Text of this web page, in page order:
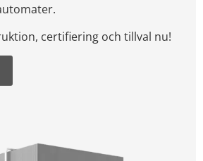
certifiering och tillval nu!